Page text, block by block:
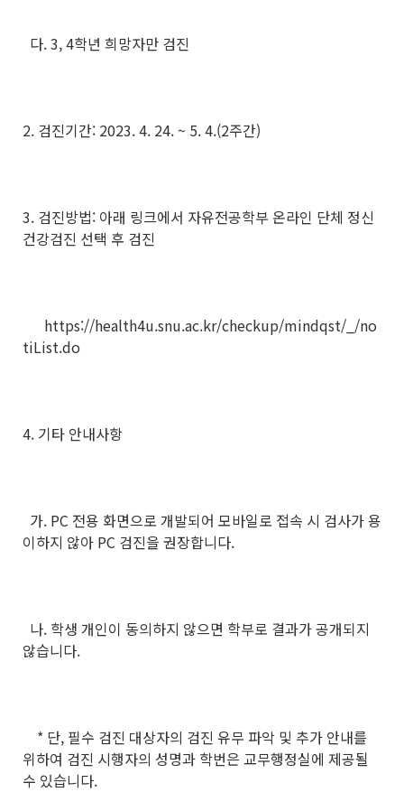
다. 3, 4학년 희망자만 검진
2. 검진기간: 2023. 4. 24. ~ 5. 4.(2주간)
3. 검진방법: 아래 링크에서 자유전공학부 온라인 단체 정신
건강검진 선택 후 검진
https://health4u.snu.ac.kr/checkup/mindqst/_/no
tiList.do
4. 기타 안내사항
가. PC 전용 화면으로 개발되어 모바일로 접속 시 검사가 용
이하지 않아 PC 검진을 권장합니다.
나. 학생 개인이 동의하지 않으면 학부로 결과가 공개되지
않습니다.
* 단, 필수 검진 대상자의 검진 유무 파악 및 추가 안내를
위하여 검진 시행자의 성명과 학번은 교무행정실에 제공될
수 있습니다.